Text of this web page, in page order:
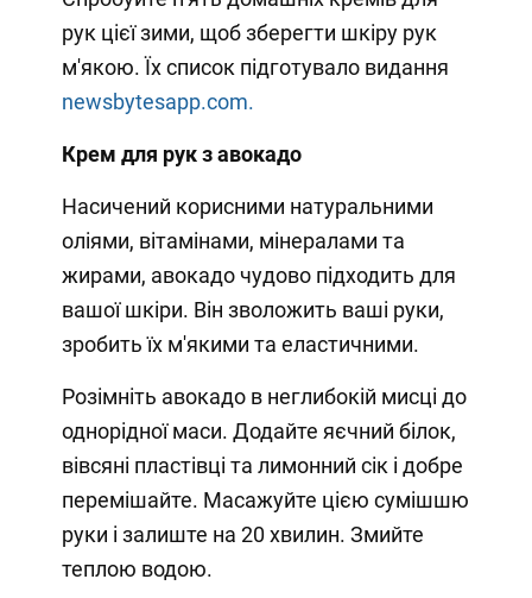
рук цієї зими, щоб зберегти шкіру рук
м'якою. Їх список підготувало видання
newsbytesapp.com.
Крем для рук з авокадо
Насичений корисними натуральними
оліями, вітамінами, мінералами та
жирами, авокадо чудово підходить для
вашої шкіри. Він зволожить ваші руки,
зробить їх м'якими та еластичними.
Розімніть авокадо в неглибокій мисці до
однорідної маси. Додайте яєчний білок,
вівсяні пластівці та лимонний сік і добре
перемішайте. Масажуйте цією сумішшю
руки і залиште на 20 хвилин. Змийте
теплою водою.